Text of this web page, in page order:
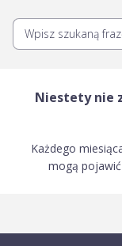
Niestety nie
Każdego
mogą